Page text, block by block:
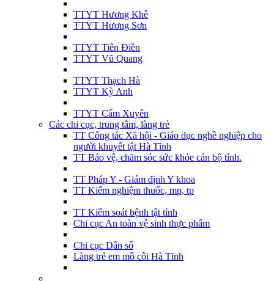
TTYT Hương Khê
TTYT Hương Sơn
TTYT Tiên Điền
TTYT Vũ Quang
TTYT Thạch Hà
TTYT Kỳ Anh
TTYT Cẩm Xuyên
Các chi cục, trung tâm, làng trẻ
TT Công tác Xã hội - Giáo dục nghề nghiệp cho
người khuyết tật Hà Tĩnh
TT Bảo vệ, chăm sóc sức khỏe cán bộ tỉnh.
TT Pháp Y - Giám định Y khoa
TT Kiểm nghiệm thuốc, mp, tp
TT Kiểm soát bệnh tật tỉnh
Chi cục An toàn vệ sinh thực phẩm
Chi cục Dân số
Làng trẻ em mồ côi Hà Tĩnh